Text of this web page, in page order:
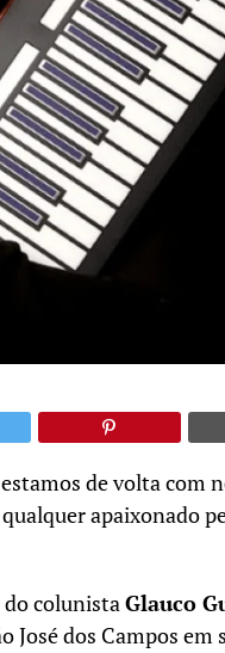
de volta com
apaixonado
do colunista Glauco
José dos Campos